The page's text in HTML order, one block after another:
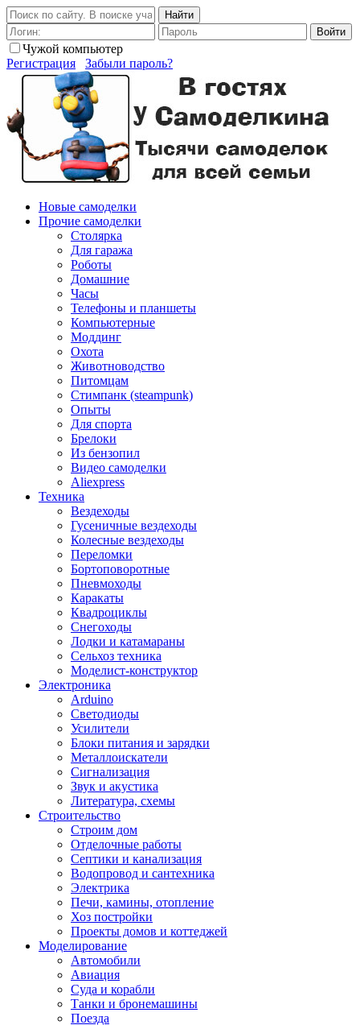
Найти
Войти
Чужой компьютер
Регистрация
Забыли пароль?
Новые самоделки
Прочие самоделки
Столярка
Для гаража
Роботы
Домашние
Часы
Телефоны и планшеты
Компьютерные
Моддинг
Охота
Животноводство
Питомцам
Стимпанк (steampunk)
Опыты
Для спорта
Брелоки
Из бензопил
Видео самоделки
Aliexpress
Техника
Вездеходы
Гусеничные вездеходы
Колесные вездеходы
Переломки
Бортоповоротные
Пневмоходы
Каракаты
Квадроциклы
Снегоходы
Лодки и катамараны
Сельхоз техника
Моделист-конструктор
Электроника
Arduino
Светодиоды
Усилители
Блоки питания и зарядки
Металлоискатели
Сигнализация
Звук и акустика
Литература, схемы
Строительство
Строим дом
Отделочные работы
Септики и канализация
Водопровод и сантехника
Электрика
Печи, камины, отопление
Хоз постройки
Проекты домов и коттеджей
Моделирование
Автомобили
Авиация
Суда и корабли
Танки и бронемашины
Поезда